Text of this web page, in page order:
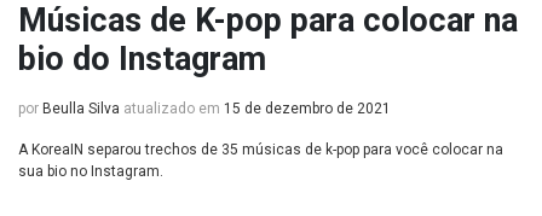
Músicas de K-pop para colocar na
bio do Instagram
por Beulla Silva atualizado em 15 de dezembro de 2021
A KoreaIN separou trechos de 35 músicas de k-pop para você colocar na
sua bio no Instagram.